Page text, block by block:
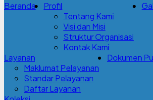
Beranda
Profil
Tentang Kami
Visi dan Misi
Struktur Organisasi
Kontak Kami
Layanan
Maklumat Pelayanan
Standar Pelayanan
Daftar Layanan
Dokumen